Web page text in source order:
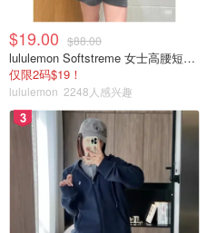
$19.00 $88.00
lululemon Softstreme 女士高腰短裤 10cm
仅限2码$19！
lululemon 2248人感兴趣
3